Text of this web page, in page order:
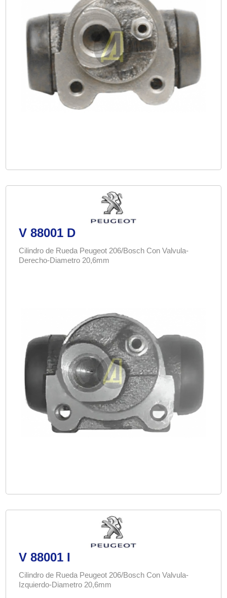
V 88001 D
Cilindro de Rueda Peugeot 206/Bosch Con Valvula-
Derecho-Diametro 20,6mm
V 88001 I
Cilindro de Rueda Peugeot 206/Bosch Con Valvula-
Izquierdo-Diametro 20,6mm